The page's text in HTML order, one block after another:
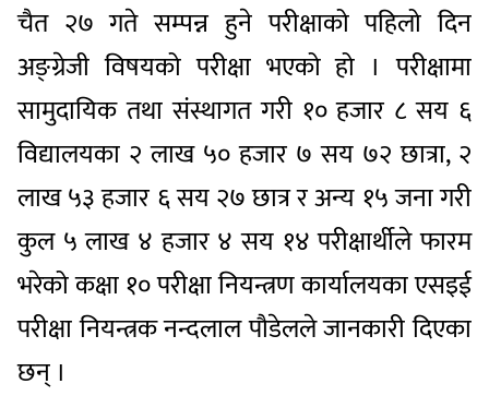
चैत २७ गते सम्पन्न हुने परीक्षाको पहिलो दिन
अङ्ग्रेजी विषयको परीक्षा भएको हो । परीक्षामा
सामुदायिक तथा संस्थागत गरी १० हजार ८ सय ६
विद्यालयका २ लाख ५० हजार ७ सय ७२ छात्रा, २
लाख ५३ हजार ६ सय २७ छात्र र अन्य १५ जना गरी
कुल ५ लाख ४ हजार ४ सय १४ परीक्षार्थीले फारम
भरेको कक्षा १० परीक्षा नियन्त्रण कार्यालयका एसइई
परीक्षा नियन्त्रक नन्दलाल पौडेलले जानकारी दिएका
छन् ।